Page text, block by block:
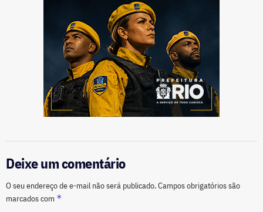
Deixe um comentário
O seu endereço de e-mail não será publicado.Campos obrigatórios são
marcados com *